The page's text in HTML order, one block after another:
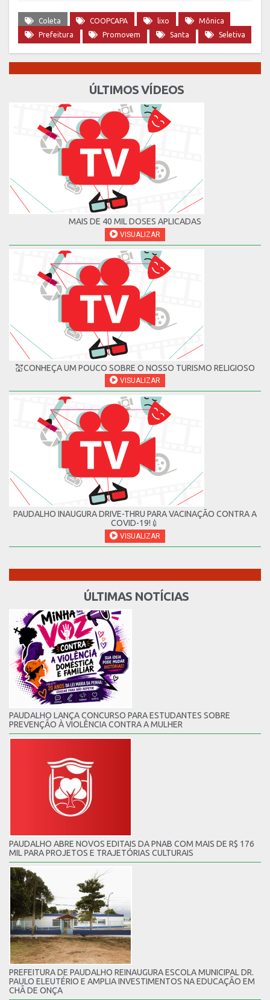
Coleta COOPCAPA lixo
Mônica
Prefeitura
Promovem Santa Seletiva
ÚLTIMOS VÍDEOS
MAIS DE 40 MIL DOSES APLICADAS
VISUALIZAR
💒CONHEÇA UM POUCO SOBRE O NOSSO TURISMO RELIGIOSO
VISUALIZAR
PAUDALHO INAUGURA DRIVE-THRU PARA VACINAÇÃO CONTRA A
COVID-19!💉
VISUALIZAR
ÚLTIMAS NOTÍCIAS
PAUDALHO LANÇA CONCURSO PARA ESTUDANTES SOBRE
PREVENÇÃO À VIOLÊNCIA CONTRA A MULHER
PAUDALHO ABRE NOVOS EDITAIS DA PNAB COM MAIS DE R$ 176
MIL PARA PROJETOS E TRAJETÓRIAS CULTURAIS
PREFEITURA DE PAUDALHO REINAUGURA ESCOLA MUNICIPAL DR.
PAULO ELEUTÉRIO E AMPLIA INVESTIMENTOS NA EDUCAÇÃO EM
CHÃ DE ONÇA